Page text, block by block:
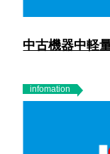
中古機器中軽
infomation